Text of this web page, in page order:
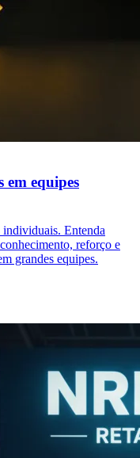
em equipes
individuais. Entenda
reforço e
grandes equipes.